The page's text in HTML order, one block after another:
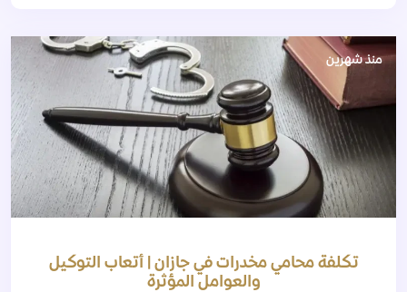
منذ شهرين
تكلفة محامي مخدرات في جازان | أتعاب التوكيل
والعوامل المؤثرة